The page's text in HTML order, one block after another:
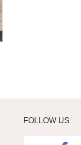
FOLLOW US